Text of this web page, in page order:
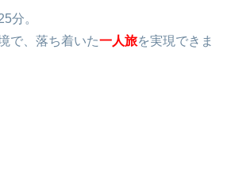
分。
で、落ち着いた一人旅を実現できま